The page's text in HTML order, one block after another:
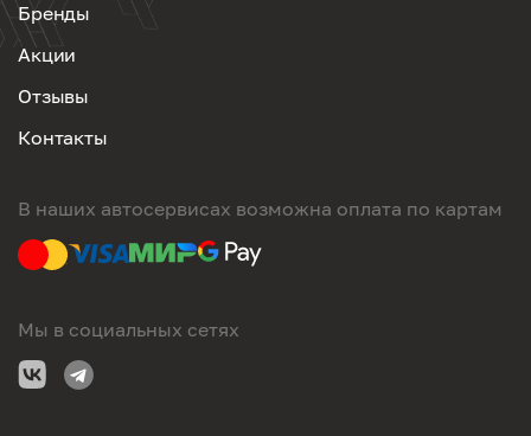
Бренды
Акции
Отзывы
Контакты
В наших автосервисах возможна оплата по картам
Мы в социальных сетях